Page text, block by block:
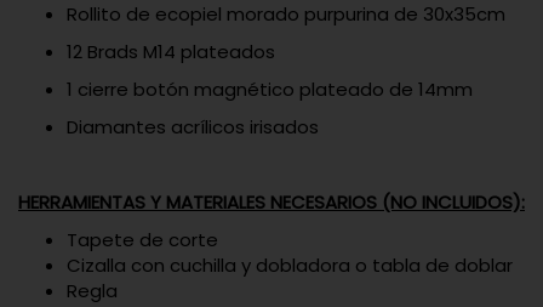
Rollito de ecopiel morado purpurina de 30x35cm
12 Brads M14 plateados
1 cierre botón magnético plateado de 14mm
Diamantes acrílicos irisados
HERRAMIENTAS Y MATERIALES NECESARIOS (NO INCLUIDOS):
Tapete de corte
Cizalla con cuchilla y dobladora o tabla de doblar
Regla